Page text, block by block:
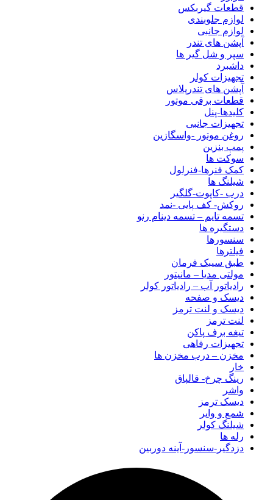
قطعات گیربکس
لوازم جلوبندی
لوازم جانبی
آپشن های تندر
سپر و شل گیر ها
داشبرد
تجهیزات کولر
آپشن های تندرپلاس
قطعات برقی موتور
کلیدها-پنل
تجهیزات جانبی
روغن موتور -واسگازین
پمپ بنزین
سوکت ها
کمک فنرها-فنرلول
شیلنگ ها
درب -کاپوت-گلگیر
روکش- کف پایی -نمد
تسمه تایم – تسمه دینام رنو
دستگیره ها
سنسورها
فیلترها
طبق سیبک فرمان
مولتی مدیا – مانیتور
رادیاتور آب – رادیاتور کولر
دیسک و صفحه
دیسک و لنت ترمز
لنت ترمز
تیغه برف پاکن
تجهیزات رفاهی
مخزن – درب مخزن ها
خار
رینگ چرخ- قالپاق
واشر
دیسک ترمز
شمع و وایر
شیلنگ کولر
رله ها
دزدگیر-سنسور-آینه دوربین